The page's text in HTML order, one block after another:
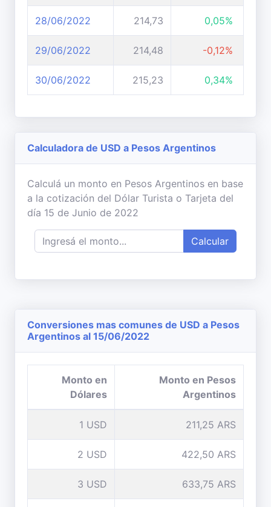
28/06/2022 214,73 0,05%
29/06/2022 214,48 -0,12%
30/06/2022 215,23 0,34%
Calculadora de USD a Pesos Argentinos
Calculá un monto en Pesos Argentinos en base
a la cotización del Dólar Turista o Tarjeta del
día 15 de Junio de 2022
Calcular
Conversiones mas comunes de USD a Pesos
Argentinos al 15/06/2022
Monto en
Dólares
Monto en Pesos
Argentinos
1 USD 211,25 ARS
2 USD 422,50 ARS
3 USD 633,75 ARS